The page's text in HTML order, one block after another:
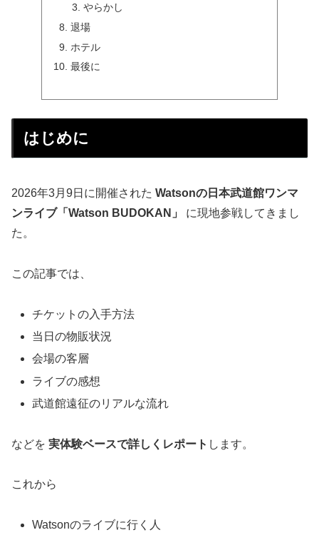
やらかし
退場
ホテル
最後に
はじめに
2026年3月9日に開催された Watsonの日本武道館ワンマ
ンライブ「Watson BUDOKAN」
に現地参戦してきまし
た。
この記事では、
チケットの入手方法
当日の物販状況
会場の客層
ライブの感想
武道館遠征のリアルな流れ
などを 実体験ベースで詳しくレポート します。
これから
Watsonのライブに行く人